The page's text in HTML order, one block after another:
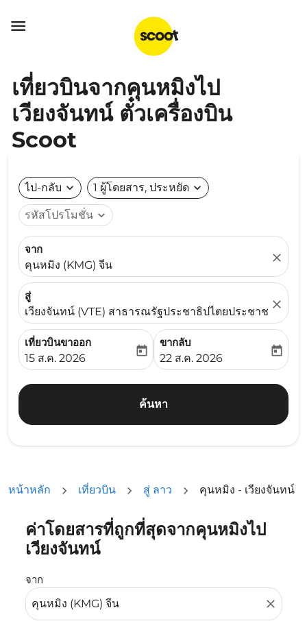

เที่ยวบินจากคุนหมิงไป
เวียงจันทน์ ตั๋วเครื่องบิน
Scoot
ไป-กลับ expand_more 1 ผู้โดยสาร, ประหยัด expand_more
รหัสโปรโมชั่น expand_more
จาก
คุนหมิง (KMG) จีน
close
สู่
เวียงจันทน์ (VTE) สาธารณรัฐประชาธิปไตยประชาชนลาว
close
เที่ยวบินขาออก
fc-booking-departure-date-aria-label
15 ส.ค. 2026
today
ขากลับ
fc-booking-return-date-
22 ส.ค. 2026
today
ค้นหา
หน้าหลัก เที่ยวบิน สู่ ลาว คุนหมิง - เวียงจันทน์
ค่าโดยสารที่ถูกที่สุดจากคุนหมิงไป
เวียงจันทน์
จาก
close
ลองอัปเดตเส้นทางของคุณ (ต้นทางและ/หรือปลายทาง) หรื